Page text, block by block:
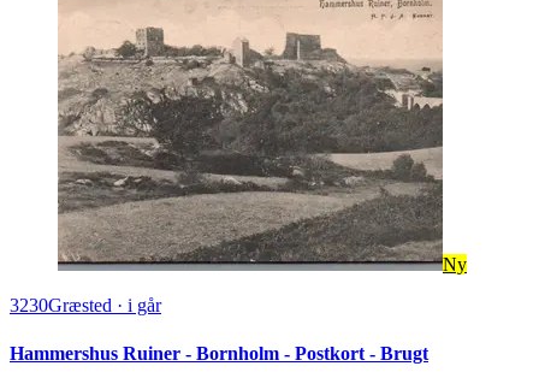
Ny
3230Græsted · i går
Hammershus Ruiner - Bornholm - Postkort - Brugt